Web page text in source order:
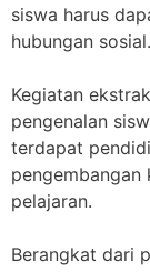
siswa harus
hubungan sosial.
Kegiatan
pengenalan
terdapat
pengembangan
pelajaran.
Berangkat dari